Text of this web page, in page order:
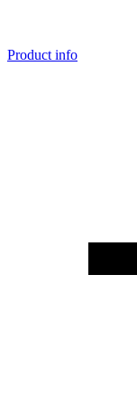
Product info